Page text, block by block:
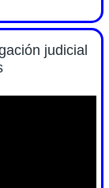
judicial